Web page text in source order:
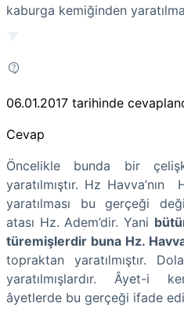
kaburga kemiğinden
06.01.2017 tarihinde
Cevap
Öncelikle bunda bir
yaratılmıştır. Hz Havva’nın
yaratılması bu gerçeği
atası Hz. Adem’dir. Yani
türemişlerdir buna Hz.
topraktan yaratılmıştır.
yaratılmışlardır. Âyet-i
âyetlerde bu gerçeği ifade